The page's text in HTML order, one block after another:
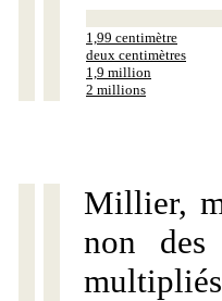
1,99 centimètre
deux centimètres
1,9 million
2 millions
Millier,
non